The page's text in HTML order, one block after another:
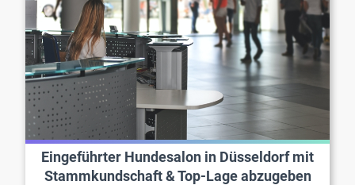
Eingeführter Hundesalon in Düsseldorf mit
Stammkundschaft & Top-Lage abzugeben